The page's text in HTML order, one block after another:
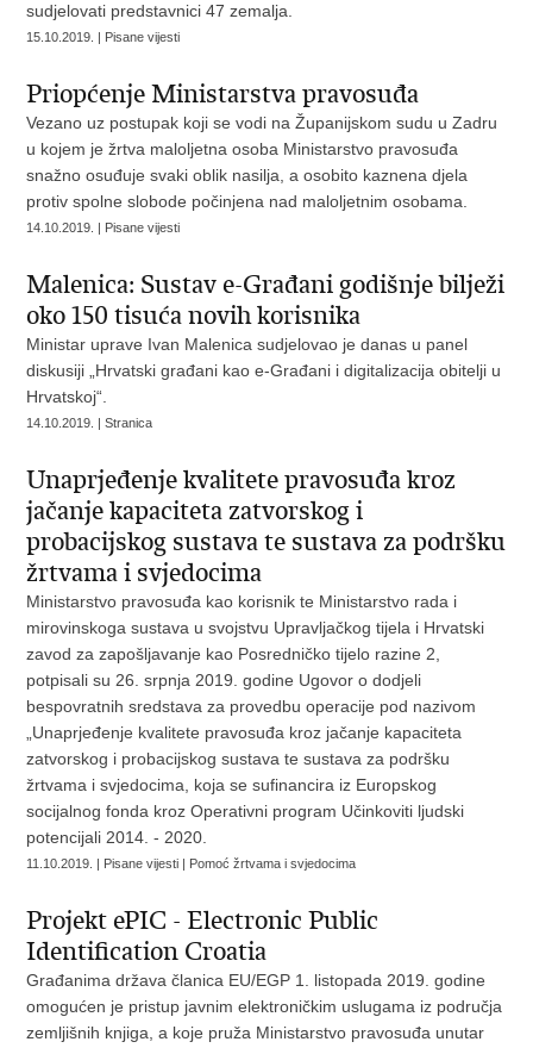
sudjelovati predstavnici 47 zemalja.
15.10.2019. | Pisane vijesti
Priopćenje Ministarstva pravosuđa
Vezano uz postupak koji se vodi na Županijskom sudu u Zadru
u kojem je žrtva maloljetna osoba Ministarstvo pravosuđa
snažno osuđuje svaki oblik nasilja, a osobito kaznena djela
protiv spolne slobode počinjena nad maloljetnim osobama.
14.10.2019. | Pisane vijesti
Malenica: Sustav e-Građani godišnje bilježi
oko 150 tisuća novih korisnika
Ministar uprave Ivan Malenica sudjelovao je danas u panel
diskusiji „Hrvatski građani kao e-Građani i digitalizacija obitelji u
Hrvatskoj“.
14.10.2019. | Stranica
Unaprjeđenje kvalitete pravosuđa kroz
jačanje kapaciteta zatvorskog i
probacijskog sustava te sustava za podršku
žrtvama i svjedocima
Ministarstvo pravosuđa kao korisnik te Ministarstvo rada i
mirovinskoga sustava u svojstvu Upravljačkog tijela i Hrvatski
zavod za zapošljavanje kao Posredničko tijelo razine 2,
potpisali su 26. srpnja 2019. godine Ugovor o dodjeli
bespovratnih sredstava za provedbu operacije pod nazivom
„Unaprjeđenje kvalitete pravosuđa kroz jačanje kapaciteta
zatvorskog i probacijskog sustava te sustava za podršku
žrtvama i svjedocima, koja se sufinancira iz Europskog
socijalnog fonda kroz Operativni program Učinkoviti ljudski
potencijali 2014. - 2020.
11.10.2019. | Pisane vijesti | Pomoć žrtvama i svjedocima
Projekt ePIC - Electronic Public
Identification Croatia
Građanima država članica EU/EGP 1. listopada 2019. godine
omogućen je pristup javnim elektroničkim uslugama iz područja
zemljišnih knjiga, a koje pruža Ministarstvo pravosuđa unutar